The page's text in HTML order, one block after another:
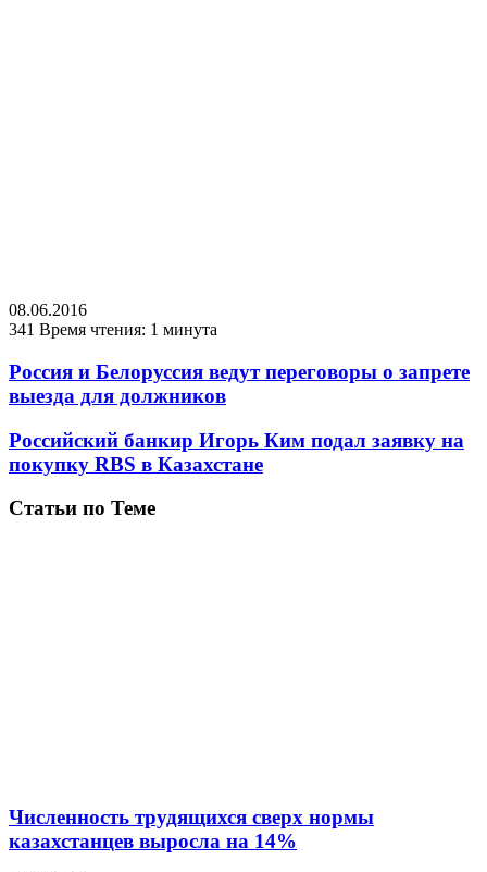
08.06.2016
341 Время чтения: 1 минута
Россия и Белоруссия ведут переговоры о запрете
выезда для должников
Российский банкир Игорь Ким подал заявку на
покупку RBS в Казахстане
Статьи по Теме
Численность трудящихся сверх нормы
казахстанцев выросла на 14%